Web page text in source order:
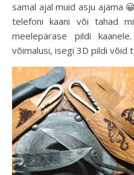
samal ajal muid asju ajama
telefoni kaani või tahad
meelepärase pildi
võimalusi, isegi 3D pildi võid